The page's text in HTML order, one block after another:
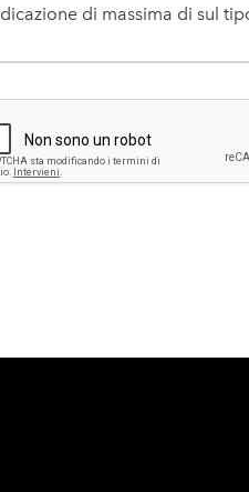
di massima di sul